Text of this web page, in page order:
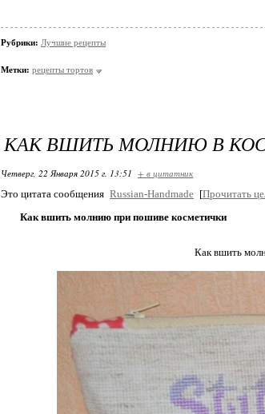
Рубрики: Лучшие рецепты
Метки: рецепты тортов
КАК ВШИТЬ МОЛНИЮ В
Четверг, 22 Января 2015 г. 13:51 + в цитатник
Это цитата сообщения Russian-Handmade [Прочитать
Как вшить молнию при пошиве косметички
Как вшить